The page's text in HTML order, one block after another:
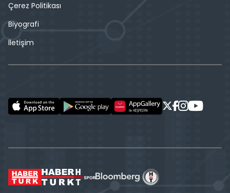
Çerez Politikası
Biyografi
İletişim